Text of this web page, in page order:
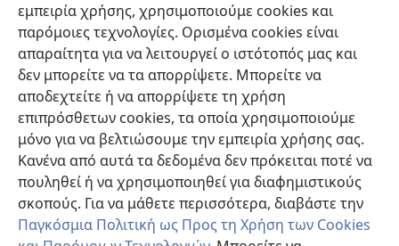
εμπειρία χρήσης, χρησιμοποιούμε cookies και
παρόμοιες τεχνολογίες. Ορισμένα cookies είναι
απαραίτητα για να λειτουργεί ο ιστότοπός μας και
δεν μπορείτε να τα απορρίψετε. Μπορείτε να
αποδεχτείτε ή να απορρίψετε τη χρήση
επιπρόσθετων cookies, τα οποία χρησιμοποιούμε
μόνο για να βελτιώσουμε την εμπειρία χρήσης σας.
Κανένα από αυτά τα δεδομένα δεν πρόκειται ποτέ να
πουληθεί ή να χρησιμοποιηθεί για διαφημιστικούς
σκοπούς. Για να μάθετε περισσότερα, διαβάστε την
Παγκόσμια Πολιτική ως Προς τη Χρήση των Cookies
Συνεισφορές
(ανοίγει
παράθυρο)ΔΙΑΔΙΚΤΥΑΚΗ ΒΙΒΛΙΟΘΗΚΗ της Σκοπιάς™
(ανοίγει
νέο
παράθυρο)
JW Hub ®
(ανοίγει
νέο
παράθυρο)JW Library®
Βιβλιοθήκη της Σκοπιάς